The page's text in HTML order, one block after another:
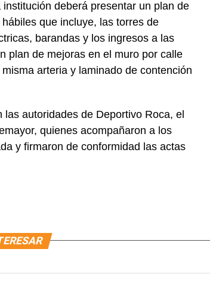
deberá presentar un plan de
que incluye, las torres de
barandas y los ingresos a las
plan de mejoras en el muro por calle
arteria y laminado de contención
autoridades de Deportivo Roca, el
quienes acompañaron a los
y firmaron de conformidad las actas